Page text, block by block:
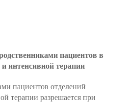
пациентов в
интенсивной терапии
пациентов отделений
терапии разрешается при